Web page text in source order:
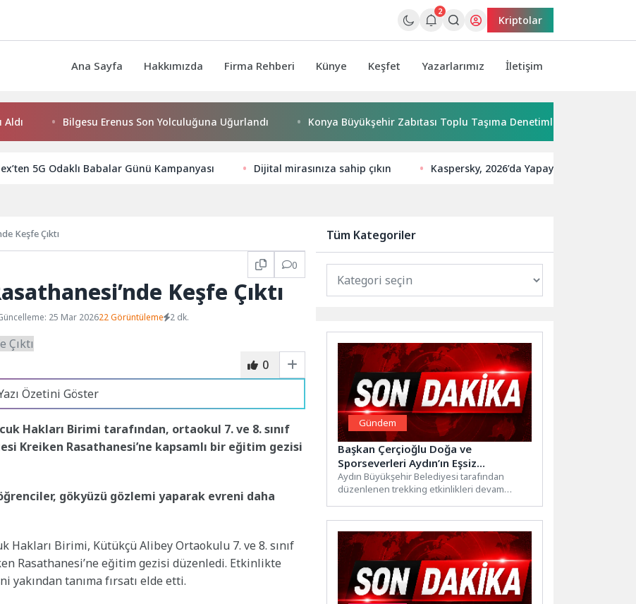
2
Kriptolar
Ana Sayfa Hakkımızda Firma Rehberi Künye Keşfet Yazarlarımız İletişim
Bilgesu Erenus Son Yolculuğuna Uğurlandı Konya Büyükşehir Zabıtası Toplu Taşıma Denetimlerini Sürdürüyor
5G Odaklı Babalar Günü Kampanyası Dijital mirasınıza sahip çıkın Kaspersky, 2026’da Yapay Zeks Hizmeti
Keşfe Çıktı
0
Keşfe Çıktı
25 Mar 202622 Görüntüleme 2 dk.
0
Özetini Göster
Hakları Birimi tarafından, ortaokul 7. ve 8. sınıf
Kreiken Rasathanesi’ne kapsamlı bir eğitim gezisi
gökyüzü gözlemi yaparak evreni daha
Hakları Birimi, Kütükçü Alibey Ortaokulu 7. ve 8. sınıf
Rasathanesi’ne eğitim gezisi düzenledi. Etkinlikte
tanıma fırsatı elde etti.
Tüm Kategoriler
Gündem
Başkan Çerçioğlu Doğa ve
Sporseverleri Aydın’ın Eşsiz
Güzellikleriyle Buluşturmayı
Sürdürüyor
Aydın Büyükşehir Belediyesi tarafından
düzenlenen trekking etkinlikleri devam